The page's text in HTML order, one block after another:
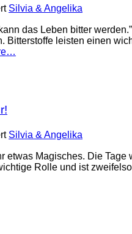
für
Bitterkräuter
–
Bitterliebe
Silvia & Angelika
das Leben bitter
Bitterstoffe leisten einen
für
Biene,
ein
Silvia & Angelika
etwas Magisches. Die
Rolle und ist